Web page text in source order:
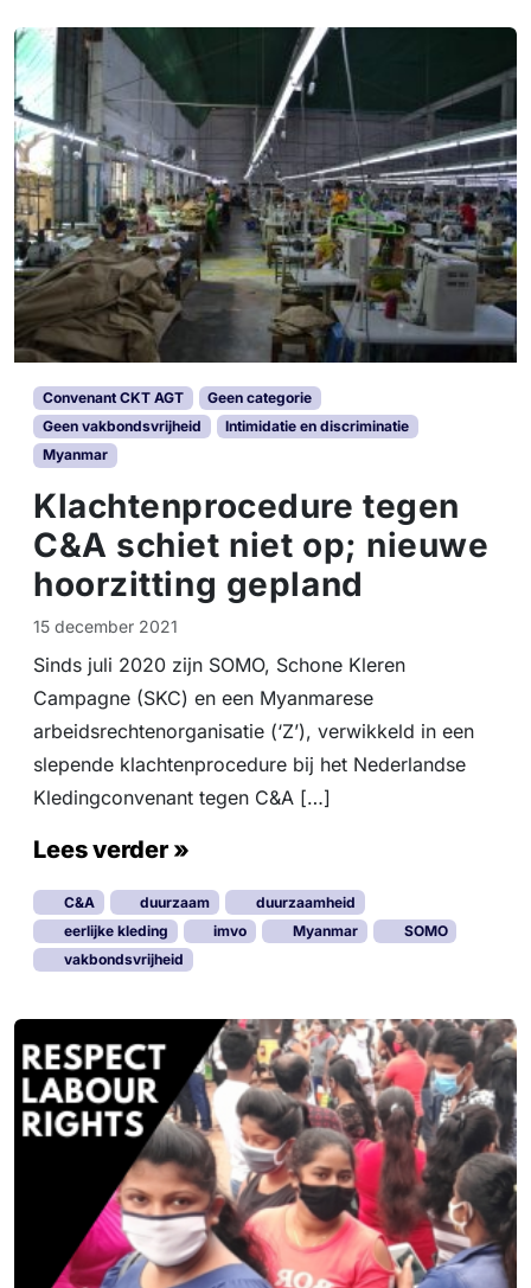
Convenant CKT AGT
Geen categorie
Geen vakbondsvrijheid
Intimidatie en discriminatie
Myanmar
Klachtenprocedure tegen
C&A schiet niet op; nieuwe
hoorzitting gepland
15 december 2021
Sinds juli 2020 zijn SOMO, Schone Kleren
Campagne (SKC) en een Myanmarese
arbeidsrechtenorganisatie (‘Z’), verwikkeld in een
slepende klachtenprocedure bij het Nederlandse
Kledingconvenant tegen C&A […]
Lees verder »
C&A duurzaam
duurzaamheid
eerlijke kleding
imvo Myanmar
SOMO
vakbondsvrijheid